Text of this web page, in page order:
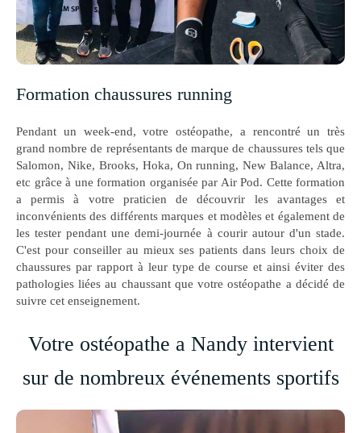
Formation chaussures running
Pendant un week-end, votre ostéopathe, a rencontré un très
grand nombre de représentants de marque de chaussures tels que
Salomon, Nike, Brooks, Hoka, On running, New Balance, Altra,
etc grâce à une formation organisée par Air Pod. Cette formation
a permis à votre praticien de découvrir les avantages et
inconvénients des différents marques et modèles et également de
les tester pendant une demi-journée à courir autour d'un stade.
C'est pour conseiller au mieux ses patients dans leurs choix de
chaussures par rapport à leur type de course et ainsi éviter des
pathologies liées au chaussant que votre ostéopathe a décidé de
suivre cet enseignement.
Votre ostéopathe a Nandy intervient
sur de nombreux événements sportifs